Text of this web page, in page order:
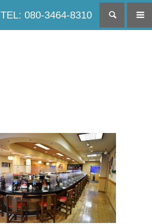
TEL: 080-3464-8310 検索